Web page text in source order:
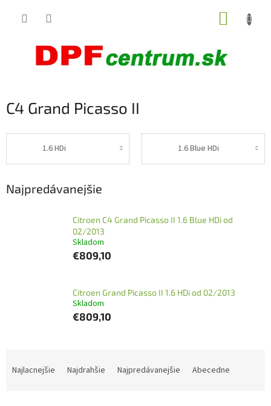
C4 Grand Picasso II
1.6 HDi 1.6 Blue HDi
Najpredávanejšie
Citroen C4 Grand Picasso II 1.6 Blue HDi od
02/2013
Skladom
€809,10
Citroen Grand Picasso II 1.6 HDi od 02/2013
Skladom
€809,10
Najlacnejšie Najdrahšie Najpredávanejšie Abecedne